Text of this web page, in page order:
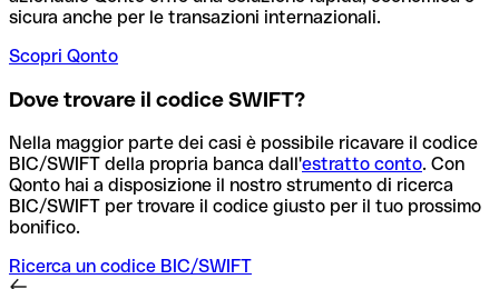
sicura anche per le transazioni internazionali.
Scopri Qonto
Dove trovare il codice SWIFT?
Nella maggior parte dei casi è possibile ricavare il codice
BIC/SWIFT della propria banca dall'estratto conto. Con
Qonto hai a disposizione il nostro strumento di ricerca
BIC/SWIFT per trovare il codice giusto per il tuo prossimo
bonifico.
Ricerca un codice BIC/SWIFT